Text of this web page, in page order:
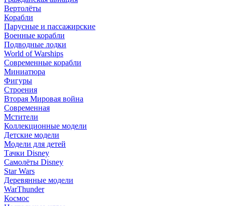
Вертолёты
Корабли
Парусные и пассажирские
Военные корабли
Подводные лодки
World of Warships
Современные корабли
Миниатюра
Фигуры
Строения
Вторая Мировая война
Современная
Мстители
Коллекционные модели
Детские модели
Модели для детей
Тачки Disney
Самолёты Disney
Star Wars
Деревянные модели
WarThunder
Космос